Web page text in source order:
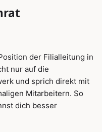
der Filialleitung in
nur auf die
und sprich direkt mit
Mitarbeitern. So
dich besser